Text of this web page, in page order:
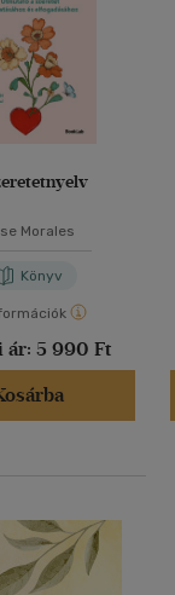
Morales
Könyv
ár: 5 990 Ft